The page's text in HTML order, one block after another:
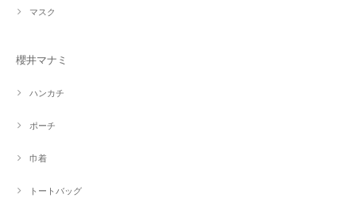
マスク
櫻井マナミ
ハンカチ
ポーチ
巾着
トートバッグ